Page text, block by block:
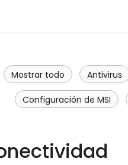
Mostrar todo Antivirus
Configuración de MSI